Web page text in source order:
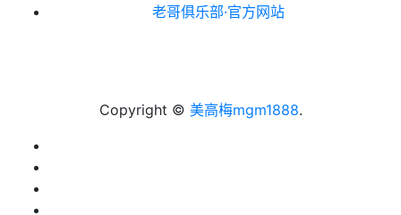
老哥俱乐部·官方网站
Copyright © 美高梅mgm1888.